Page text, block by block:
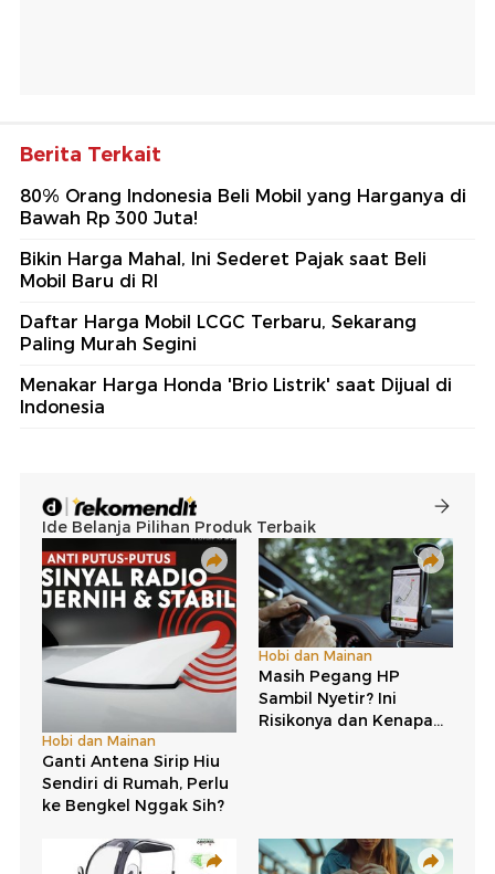
Berita Terkait
80% Orang Indonesia Beli Mobil yang Harganya di
Bawah Rp 300 Juta!
Bikin Harga Mahal, Ini Sederet Pajak saat Beli
Mobil Baru di RI
Daftar Harga Mobil LCGC Terbaru, Sekarang
Paling Murah Segini
Menakar Harga Honda 'Brio Listrik' saat Dijual di
Indonesia